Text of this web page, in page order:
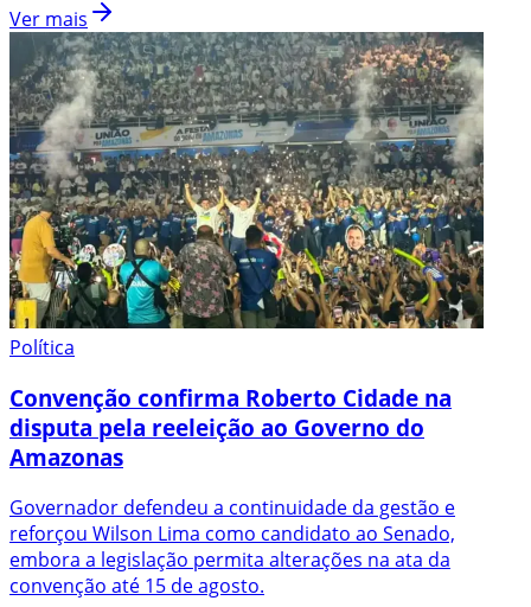
Ver mais
Política
Convenção confirma Roberto Cidade na
disputa pela reeleição ao Governo do
Amazonas
Governador defendeu a continuidade da gestão e
reforçou Wilson Lima como candidato ao Senado,
embora a legislação permita alterações na ata da
convenção até 15 de agosto.